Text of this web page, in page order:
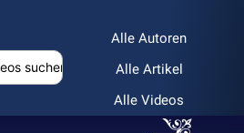
Alle Autoren
Alle Artikel
Alle Videos